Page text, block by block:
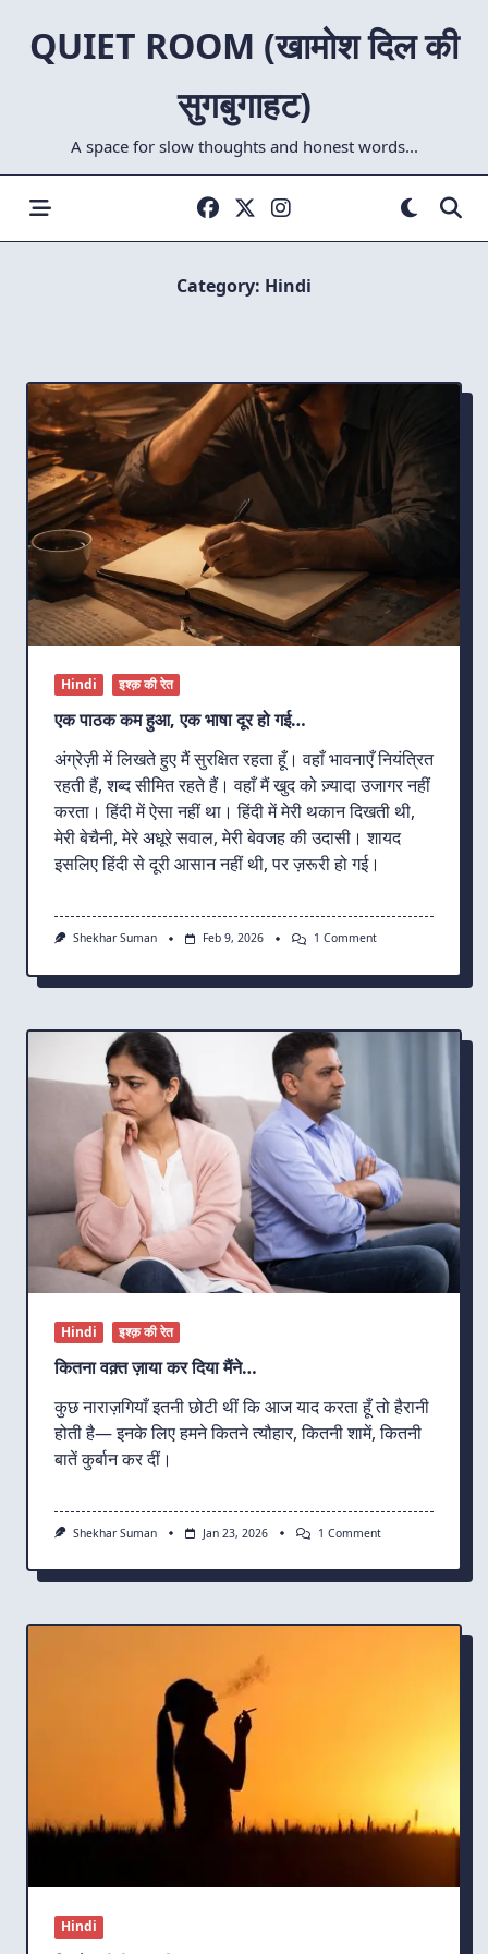
contentQUIET ROOM (खामोश दिल की
सुगबुगाहट)
A space for slow thoughts and honest words...
Category: Hindi
Hindi इश्क़ की रेत
एक पाठक कम हुआ, एक भाषा दूर हो गई…
अंग्रेज़ी में लिखते हुए मैं सुरक्षित रहता हूँ। वहाँ भावनाएँ नियंत्रित
रहती हैं, शब्द सीमित रहते हैं। वहाँ मैं खुद को ज़्यादा उजागर नहीं
करता। हिंदी में ऐसा नहीं था। हिंदी में मेरी थकान दिखती थी,
मेरी बेचैनी, मेरे अधूरे सवाल, मेरी बेवजह की उदासी। शायद
इसलिए हिंदी से दूरी आसान नहीं थी, पर ज़रूरी हो गई।
Shekhar Suman Feb 9, 2026 1 CommentOn
कम
भाषा
Hindi इश्क़ की रेत
कितना वक़्त ज़ाया कर दिया मैंने…
कुछ नाराज़गियाँ इतनी छोटी थीं कि आज याद करता हूँ तो हैरानी
होती है— इनके लिए हमने कितने त्यौहार, कितनी शामें, कितनी
बातें कुर्बान कर दीं।
Shekhar Suman Jan 23, 2026 1 CommentOn
ज़ाया
मैंने…
Hindi